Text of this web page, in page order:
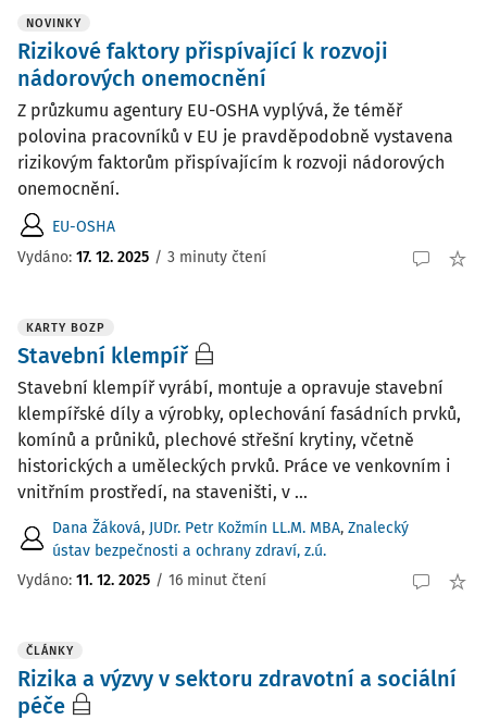
NOVINKY
Rizikové faktory přispívající k rozvoji
nádorových onemocnění
Z průzkumu agentury EU-OSHA vyplývá, že téměř
polovina pracovníků v EU je pravděpodobně vystavena
rizikovým faktorům přispívajícím k rozvoji nádorových
onemocnění.
EU-OSHA
Vydáno: 17. 12. 2025 / 3 minuty čtení
KARTY BOZP
Stavební klempíř
Stavební klempíř vyrábí, montuje a opravuje stavební
klempířské díly a výrobky, oplechování fasádních prvků,
komínů a průniků, plechové střešní krytiny, včetně
historických a uměleckých prvků. Práce ve venkovním i
vnitřním prostředí, na staveništi, v ...
Dana Žáková, JUDr. Petr Kožmín LL.M. MBA, Znalecký
ústav bezpečnosti a ochrany zdraví, z.ú.
Vydáno: 11. 12. 2025 / 16 minut čtení
ČLÁNKY
Rizika a výzvy v sektoru zdravotní a sociální
péče